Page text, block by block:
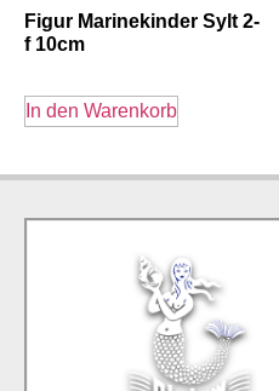
Figur Marinekinder Sylt 2-
f 10cm
In den Warenkorb